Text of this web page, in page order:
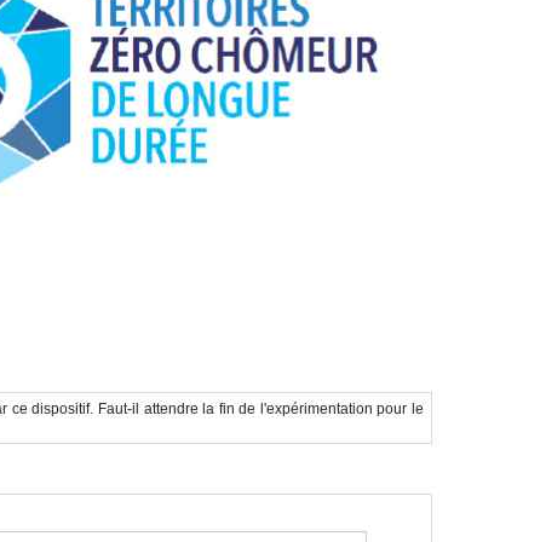
ce dispositif. Faut-il attendre la fin de l'expérimentation pour le